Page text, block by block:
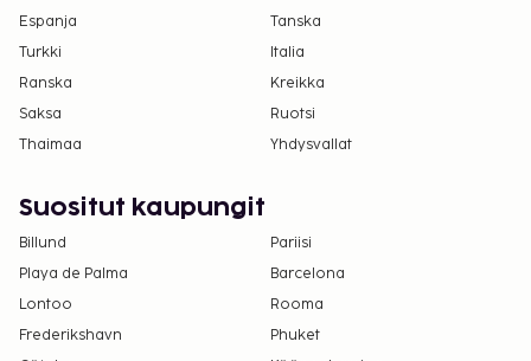
ottamalla yhteyttä majoituspaikkaan
varausvahvistuksessa olevien tietojen avulla.
Espanja
Tanska
Turkki
Italia
Ranska
Kreikka
Saksa
Ruotsi
Thaimaa
Yhdysvallat
Suositut kaupungit
Billund
Pariisi
Playa de Palma
Barcelona
Lontoo
Rooma
Frederikshavn
Phuket